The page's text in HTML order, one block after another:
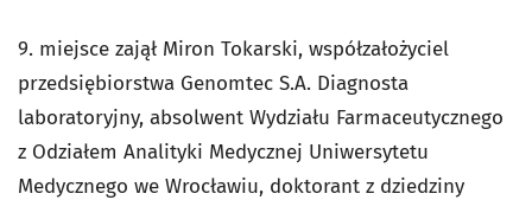
9. miejsce zajął Miron Tokarski, współzałożyciel
przedsiębiorstwa Genomtec S.A. Diagnosta
laboratoryjny, absolwent Wydziału Farmaceutycznego
z Odziałem Analityki Medycznej Uniwersytetu
Medycznego we Wrocławiu, doktorant z dziedziny